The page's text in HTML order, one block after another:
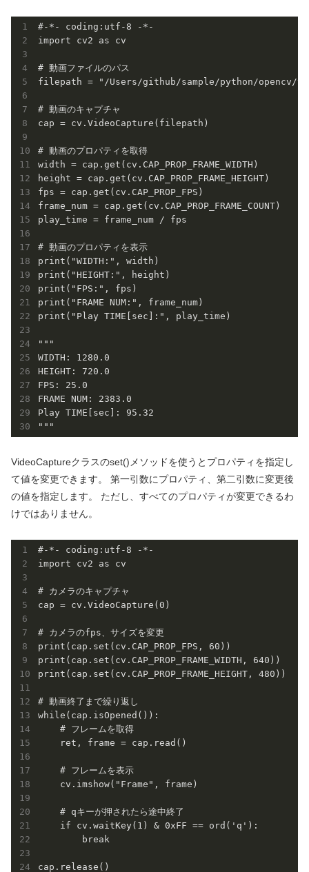
#-*- coding:utf-8 -*-
import cv2 as cv
# 動画ファイルのパス
filepath = "/Users/github/sample/python/opencv/
# 動画のキャプチャ
cap = cv.VideoCapture(filepath)
# 動画のプロパティを取得
width = cap.get(cv.CAP_PROP_FRAME_WIDTH)
height = cap.get(cv.CAP_PROP_FRAME_HEIGHT)
fps = cap.get(cv.CAP_PROP_FPS)
frame_num = cap.get(cv.CAP_PROP_FRAME_COUNT)
play_time = frame_num / fps
# 動画のプロパティを表示
print("WIDTH:", width)
print("HEIGHT:", height)
print("FPS:", fps)
print("FRAME NUM:", frame_num)
print("Play TIME[sec]:", play_time)
"""
WIDTH: 1280.0
HEIGHT: 720.0
FPS: 25.0
FRAME NUM: 2383.0
Play TIME[sec]: 95.32
VideoCaptureクラスのset()メソッドを使うとプロパティを指定し
て値を変更できます。 第一引数にプロパティ、第二引数に変更後
の値を指定します。 ただし、すべてのプロパティが変更できるわ
けではありません。
#-*- coding:utf-8 -*-
import cv2 as cv
# カメラのキャプチャ
cap = cv.VideoCapture(0)
# カメラのfps、サイズを変更
print(cap.set(cv.CAP_PROP_FPS, 60))
print(cap.set(cv.CAP_PROP_FRAME_WIDTH, 640))
print(cap.set(cv.CAP_PROP_FRAME_HEIGHT, 480))
# 動画終了まで繰り返し
while(cap.isOpened()):
    # フレームを取得
    ret, frame = cap.read()
    # フレームを表示
    cv.imshow("Frame", frame)
    # qキーが押されたら途中終了
    if cv.waitKey(1) & 0xFF == ord('q'):
        break
cap.release()